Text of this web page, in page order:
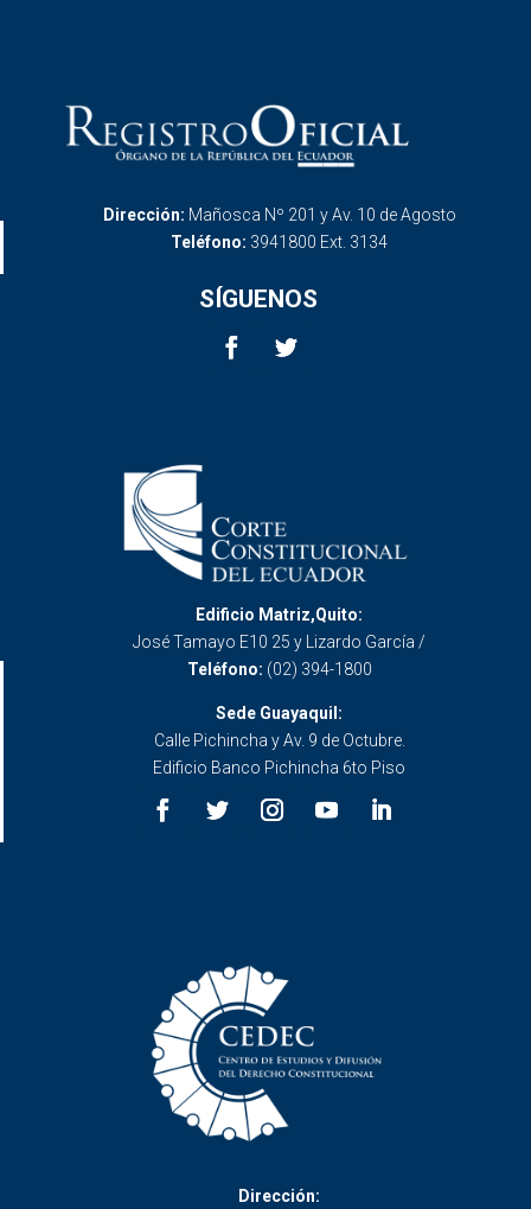
Dirección: Mañosca Nº 201 y Av. 10 de Agosto
Teléfono: 3941800 Ext. 3134
SÍGUENOS
Edificio Matriz,Quito:
José Tamayo E10 25 y Lizardo García /
Teléfono: (02) 394-1800
Sede Guayaquil:
Calle Pichincha y Av. 9 de Octubre.
Edificio Banco Pichincha 6to Piso
Dirección: